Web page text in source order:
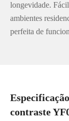
longevidade.
ambientes
perfeita de
contraste